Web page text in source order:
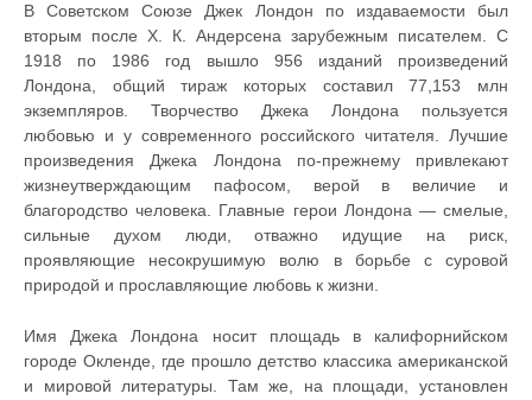
В Советском Союзе Джек Лондон по издаваемости был
вторым после Х. К. Андерсена зарубежным писателем. С
1918 по 1986 год вышло 956 изданий произведений
Лондона, общий тираж которых составил 77,153 млн
экземпляров. Творчество Джека Лондона пользуется
любовью и у современного российского читателя. Лучшие
произведения Джека Лондона по-прежнему привлекают
жизнеутверждающим пафосом, верой в величие и
благородство человека. Главные герои Лондона — смелые,
сильные духом люди, отважно идущие на риск,
проявляющие несокрушимую волю в борьбе с суровой
природой и прославляющие любовь к жизни.
Имя Джека Лондона носит площадь в калифорнийском
городе Окленде, где прошло детство классика американской
и мировой литературы. Там же, на площади, установлен